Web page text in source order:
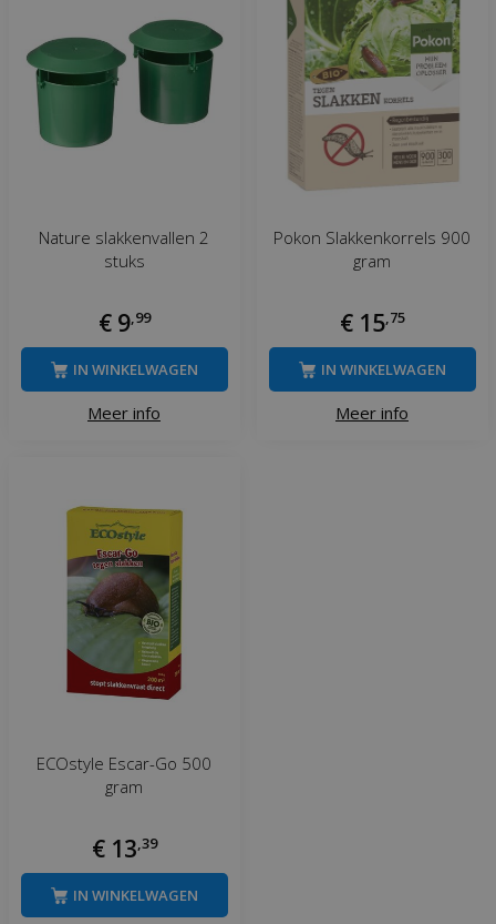
Nature slakkenvallen 2
stuks
€ 9,99
Meer info
IN WINKELWAGEN
Pokon Slakkenkorrels 900
gram
€ 15,75
Meer info
IN WINKELWAGEN
ECOstyle Escar-Go 500
gram
€ 13,39
IN WINKELWAGEN